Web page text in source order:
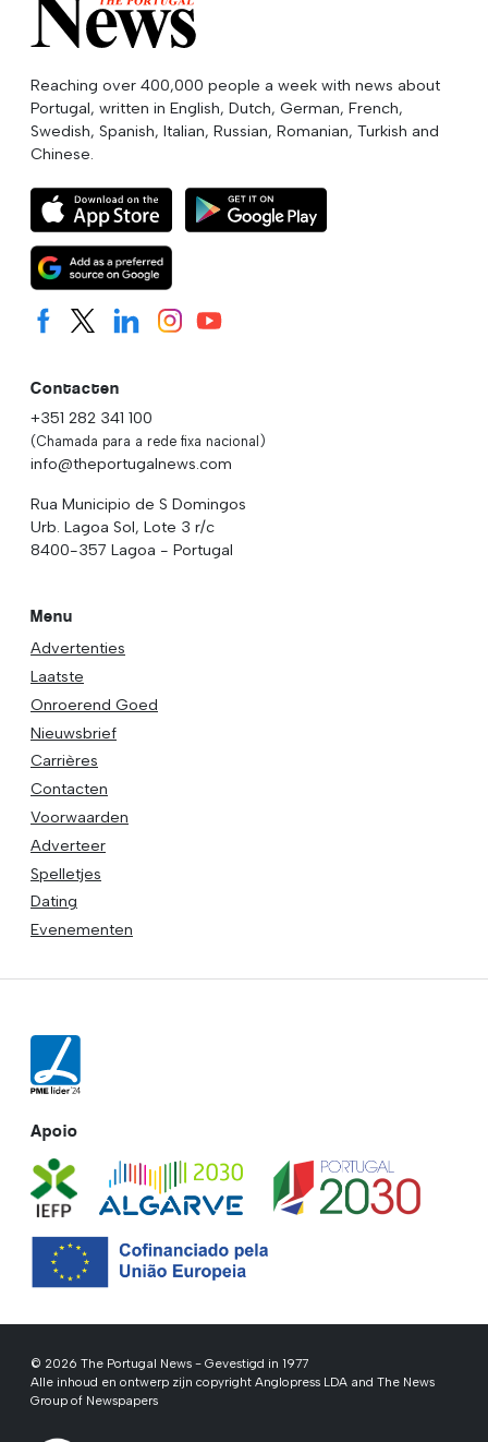
Reaching over 400,000 people a week with news about
Portugal, written in English, Dutch, German, French,
Swedish, Spanish, Italian, Russian, Romanian, Turkish and
Chinese.
Contacten
+351 282 341 100
(Chamada para a rede fixa nacional)
info@theportugalnews.com
Rua Municipio de S Domingos
Urb. Lagoa Sol, Lote 3 r/c
8400-357 Lagoa - Portugal
Menu
Advertenties
Laatste
Onroerend Goed
Nieuwsbrief
Carrières
Contacten
Voorwaarden
Adverteer
Spelletjes
Dating
Evenementen
Apoio
© 2026 The Portugal News - Gevestigd in 1977
Alle inhoud en ontwerp zijn copyright Anglopress LDA and The News
Group of Newspapers